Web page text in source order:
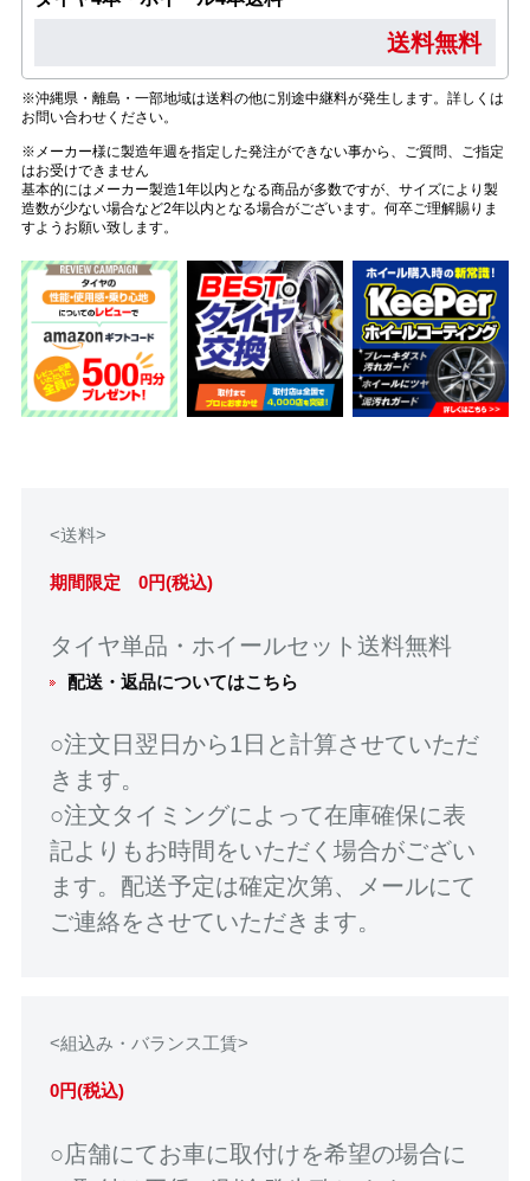
送料無料
※沖縄県・離島・一部地域は送料の他に別途中継料が発生します。詳しくは
お問い合わせください。
※メーカー様に製造年週を指定した発注ができない事から、ご質問、ご指定
はお受けできません
基本的にはメーカー製造1年以内となる商品が多数ですが、サイズにより製
造数が少ない場合など2年以内となる場合がございます。何卒ご理解賜りま
すようお願い致します。
<送料>
期間限定 0円(税込)
タイヤ単品・ホイールセット送料無料
配送・返品についてはこちら
○注文日翌日から1日と計算させていただ
きます。
○注文タイミングによって在庫確保に表
記よりもお時間をいただく場合がござい
ます。配送予定は確定次第、メールにて
ご連絡をさせていただきます。
<組込み・バランス工賃>
0円(税込)
○店舗にてお車に取付けを希望の場合に